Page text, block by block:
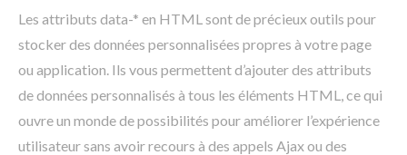
Les attributs data-* en HTML sont de précieux outils pour
stocker des données personnalisées propres à votre page
ou application. Ils vous permettent d’ajouter des attributs
de données personnalisés à tous les éléments HTML, ce qui
ouvre un monde de possibilités pour améliorer l’expérience
utilisateur sans avoir recours à des appels Ajax ou des